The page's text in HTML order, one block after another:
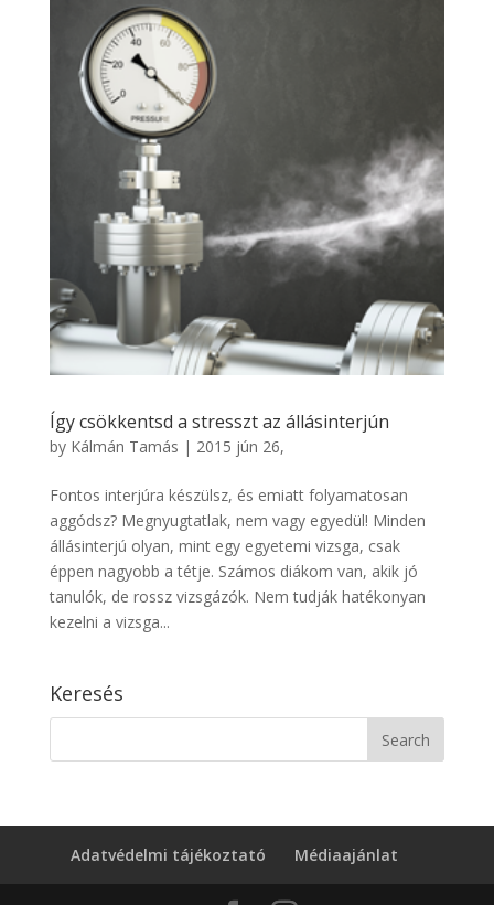
Így csökkentsd a stresszt az állásinterjún
by Kálmán Tamás | 2015 jún 26,
Fontos interjúra készülsz, és emiatt folyamatosan
aggódsz? Megnyugtatlak, nem vagy egyedül! Minden
állásinterjú olyan, mint egy egyetemi vizsga, csak
éppen nagyobb a tétje. Számos diákom van, akik jó
tanulók, de rossz vizsgázók. Nem tudják hatékonyan
kezelni a vizsga...
Keresés
Adatvédelmi tájékoztató Médiaajánlat